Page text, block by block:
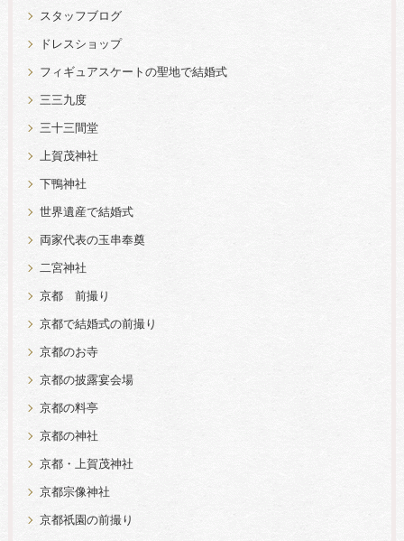
スタッフブログ
ドレスショップ
フィギュアスケートの聖地で結婚式
三三九度
三十三間堂
上賀茂神社
下鴨神社
世界遺産で結婚式
両家代表の玉串奉奠
二宮神社
京都 前撮り
京都で結婚式の前撮り
京都のお寺
京都の披露宴会場
京都の料亭
京都の神社
京都・上賀茂神社
京都宗像神社
京都祇園の前撮り